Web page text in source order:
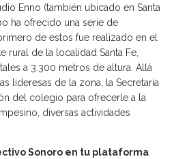
Enno (también ubicado en Santa
ha ofrecido una serie de
de estos fue realizado en el
rural de la localidad Santa Fe,
a 3.300 metros de altura. Allá
lideresas de la zona, la Secretaría
del colegio para ofrecerle a la
diversas actividades
Sonoro en tu plataforma